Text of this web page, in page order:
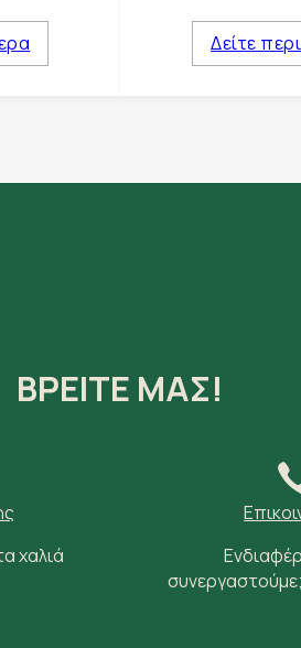
Δείτε
ΒΡΕΙΤΕ ΜΑΣ!
χαλιά